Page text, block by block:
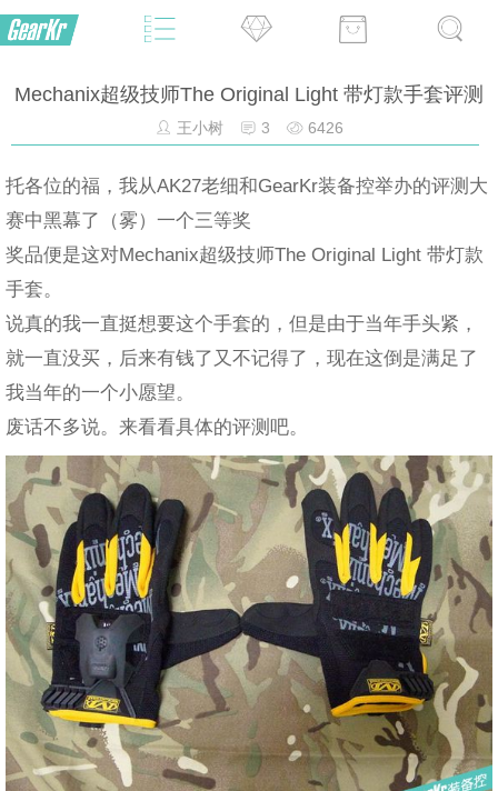
Mechanix超级技师The Original Light 带灯款手套评测
王小树 3 6426
托各位的福，我从AK27老细和GearKr装备控举办的评测大
赛中黑幕了（雾）一个三等奖
奖品便是这对Mechanix超级技师The Original Light 带灯款
手套。
说真的我一直挺想要这个手套的，但是由于当年手头紧，
就一直没买，后来有钱了又不记得了，现在这倒是满足了
我当年的一个小愿望。
废话不多说。来看看具体的评测吧。